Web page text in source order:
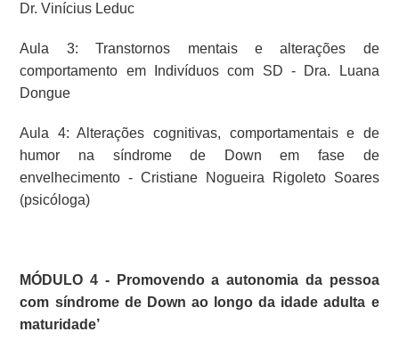
Dr. Vinícius Leduc
Aula 3: Transtornos mentais e alterações de
comportamento em Indivíduos com SD - Dra. Luana
Dongue
Aula 4: Alterações cognitivas, comportamentais e de
humor na síndrome de Down em fase de
envelhecimento - Cristiane Nogueira Rigoleto Soares
(psicóloga)
MÓDULO 4 - Promovendo a autonomia da pessoa
com síndrome de Down ao longo da idade adulta e
maturidade’